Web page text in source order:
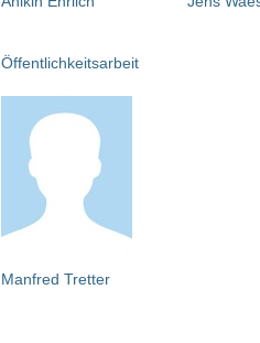
Öffentlichkeitsarbeit
Manfred Tretter